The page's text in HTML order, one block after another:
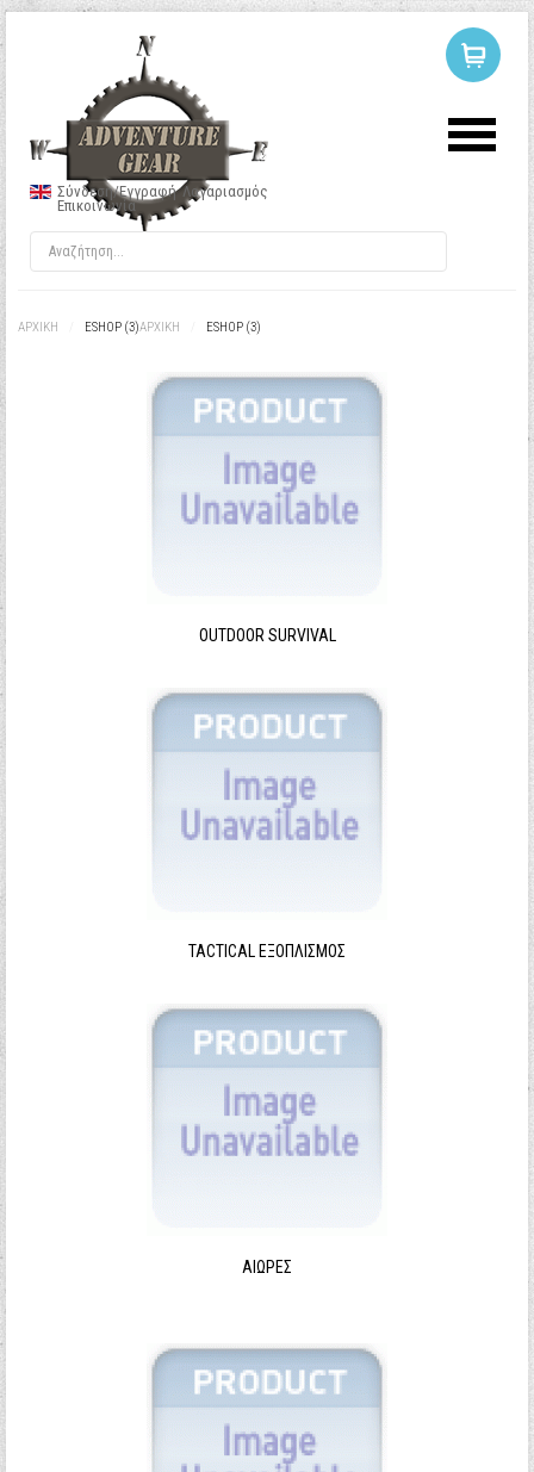
Σύνδεση/Εγγραφή Λογαριασμός
Επικοινωνία
ΑΡΧΙΚΉ ESHOP (3)ΑΡΧΙΚΉ ESHOP (3)
OUTDOOR SURVIVAL
TACTICAL ΕΞΟΠΛΙΣΜΌΣ
ΑΙΩΡΕΣ
ΣΥΝΔΕΣΗ
Κωδικός
Να με θυμάσαι